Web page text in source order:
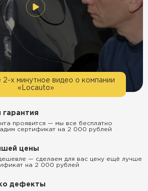
2-х минутное видео о компании
«Locauto»
гарантия
проявится — мы все бесплатно
сертификат на 2 000 рублей
цены
— сделаем для вас цену ещё лучше
на 2 000 рублей
дефекты